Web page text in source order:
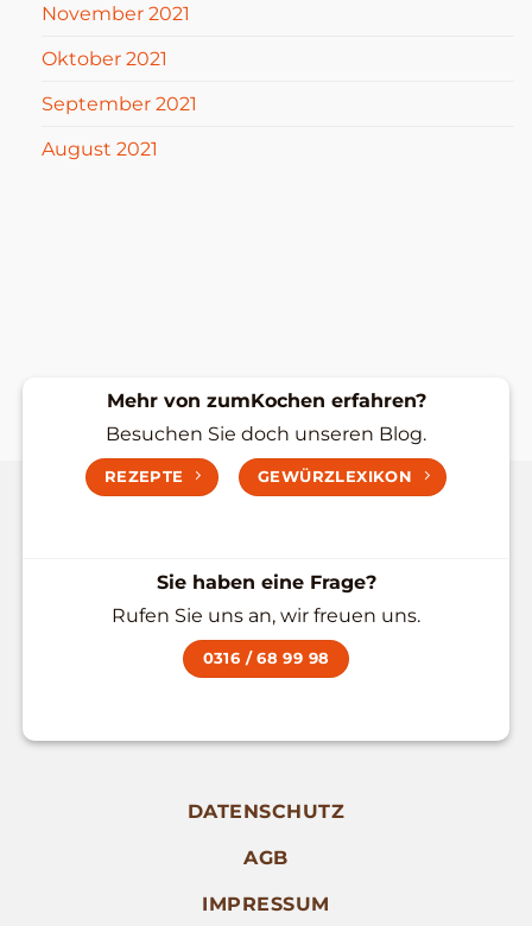
November 2021
Oktober 2021
September 2021
August 2021
Mehr von zumKochen erfahren?
Besuchen Sie doch unseren Blog.
REZEPTE GEWÜRZLEXIKON
Sie haben eine Frage?
Rufen Sie uns an, wir freuen uns.
0316 / 68 99 98
DATENSCHUTZ
AGB
IMPRESSUM